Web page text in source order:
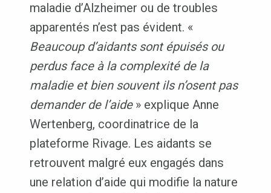
maladie d’Alzheimer ou de troubles
apparentés n’est pas évident. «
Beaucoup d’aidants sont épuisés ou
perdus face à la complexité de la
maladie et bien souvent ils n’osent pas
demander de l’aide» explique Anne
Wertenberg, coordinatrice de la
plateforme Rivage. Les aidants se
retrouvent malgré eux engagés dans
une relation d’aide qui modifie la nature